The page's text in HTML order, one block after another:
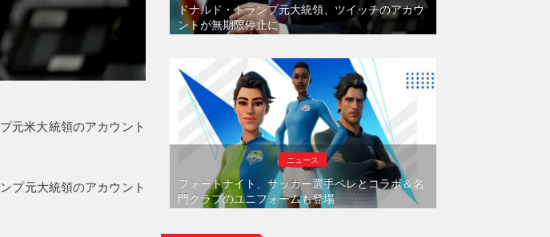
元米大統領のアカウント
プ元大統領のアカウント
ドナルド・トランプ元大統領、ツイッチのアカウ
ントが無期限停止に
ニュース
フォートナイト、サッカー選手ペレとコラボ＆名
門クラブのユニフォームも登場